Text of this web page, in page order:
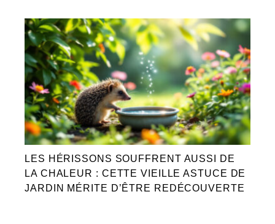
LES HÉRISSONS SOUFFRENT AUSSI DE
LA CHALEUR : CETTE VIEILLE ASTUCE DE
JARDIN MÉRITE D’ÊTRE REDÉCOUVERTE